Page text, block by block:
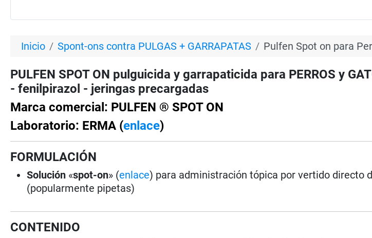
Inicio Spont-ons contra PULGAS + GARRAPATAS Pulfen Spot on para
PULFEN SPOT ON pulguicida y garrapaticida para PERROS y
- fenilpirazol - jeringas precargadas
Marca comercial: PULFEN ® SPOT ON
Laboratorio: ERMA (enlace)
FORMULACIÓN
Solución «spot-on» (enlace) para administración tópica por vertido directo
(popularmente pipetas)
CONTENIDO